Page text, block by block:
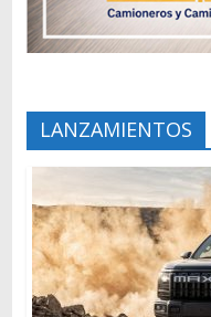
LANZAMIENTOS